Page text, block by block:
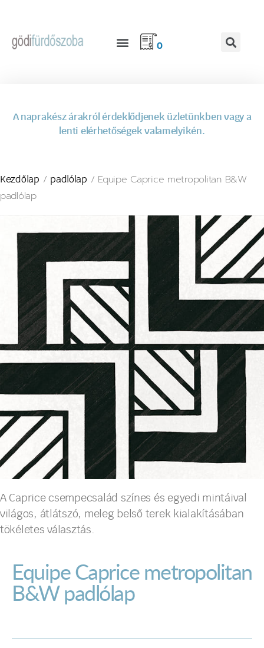
0
A naprakész árakról érdeklődjenek üzletünkben vagy a
lenti elérhetőségek valamelyikén.
Kezdőlap / padlólap / Equipe Caprice metropolitan B&W
padlólap
A Caprice csempecsalád színes és egyedi mintáival
világos, átlátszó, meleg belső terek kialakításában
tökéletes választás.
Equipe Caprice metropolitan
B&W padlólap